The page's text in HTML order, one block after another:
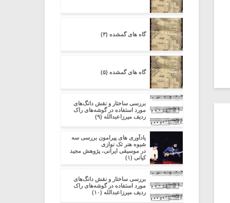
گاه های گمشده (۳)
گاه های گمشده (۵)
بررسی ساختار و نقش دانگ‌های
مورد استفاده در گوشه‌های راک
ردیف میرزاعبدالله (۹)
یادآوری های پیرامون بررسی سه
شیوه هنر تک نوازی
در موسیقی ایرانی، پژوهش مجید
کیانی (۱)
بررسی ساختار و نقش دانگ‌های
مورد استفاده در گوشه‌های راک
ردیف میرزاعبدالله (۱۰)